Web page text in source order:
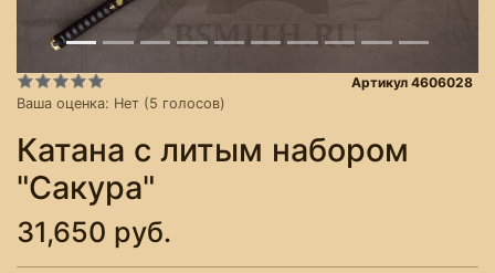
Ваша оценка: Нет (5 голосов)
Артикул 4606028
Катана с литым набором
"Сакура"
31,650 руб.